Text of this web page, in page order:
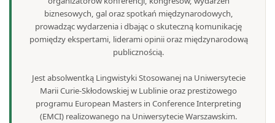
biznesowych, gal oraz spotkań międzynarodowych,
prowadząc wydarzenia i dbając o skuteczną komunikację
pomiędzy ekspertami, liderami opinii oraz międzynarodową
publicznością.
Jest absolwentką Lingwistyki Stosowanej na Uniwersytecie
Marii Curie-Skłodowskiej w Lublinie oraz prestiżowego
programu European Masters in Conference Interpreting
(EMCI) realizowanego na Uniwersytecie Warszawskim.